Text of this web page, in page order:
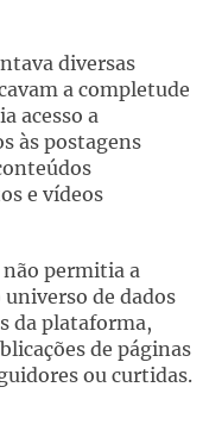
diversas
a completude
acesso a
às postagens
e vídeos
permitia a
de dados
da plataforma,
de páginas
ou curtidas.